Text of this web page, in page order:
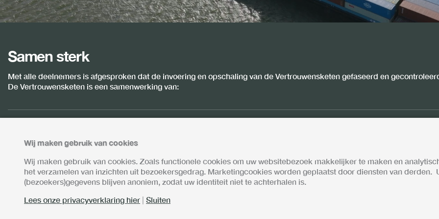
Samen sterk
Met alle deelnemers is afgesproken dat de invoering en opschaling van de Vertrouwensketen gefaseerd en
De Vertrouwensketen is een samenwerking van:
Wij maken gebruik van cookies
Wij maken gebruik van cookies. Zoals functionele cookies om uw websitebezoek makkelijker te maken en
het verzamelen van inzichten uit bezoekersgedrag. Marketingcookies worden geplaatst door diensten van derden.
(bezoekers)gegevens blijven anoniem, zodat uw identiteit niet te achterhalen is.
Lees onze privacyverklaring hier | Sluiten